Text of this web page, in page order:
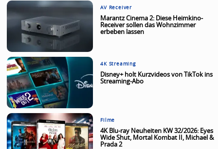
AV Receiver
Marantz Cinema 2: Diese Heimkino-
Receiver sollen das Wohnzimmer
erbeben lassen
4K Streaming
Disney+ holt Kurzvideos von TikTok ins
Streaming-Abo
Filme
4K Blu-ray Neuheiten KW 32/2026: Eyes
Wide Shut, Mortal Kombat II, Michael &
Prada 2